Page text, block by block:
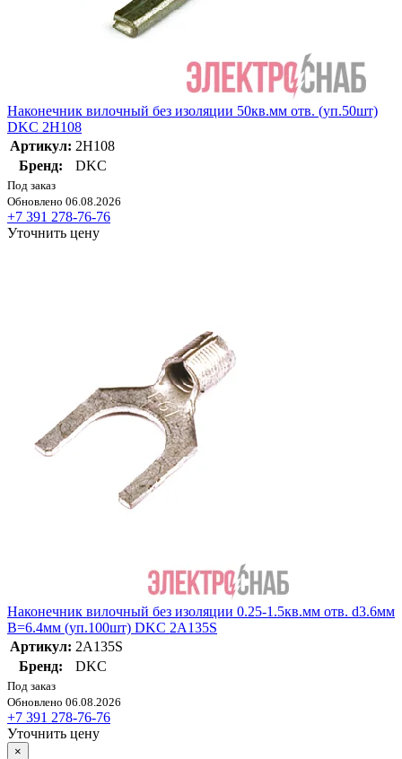
Наконечник вилочный без изоляции 50кв.мм отв. (уп.50шт)
DKC 2H108
Артикул: 2H108
Бренд:
DKC
Под заказ
Обновлено 06.08.2026
+7 391 278-76-76
Уточнить цену
Наконечник вилочный без изоляции 0.25-1.5кв.мм отв. d3.6мм
B=6.4мм (уп.100шт) DKC 2A135S
Артикул: 2A135S
Бренд:
DKC
Под заказ
Обновлено 06.08.2026
+7 391 278-76-76
Уточнить цену
×